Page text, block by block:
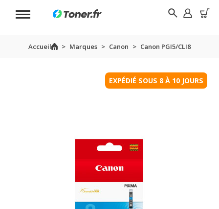
Accueil Marques Canon Canon PGI5/CLI8
EXPÉDIÉ SOUS 8 À 10 JOURS